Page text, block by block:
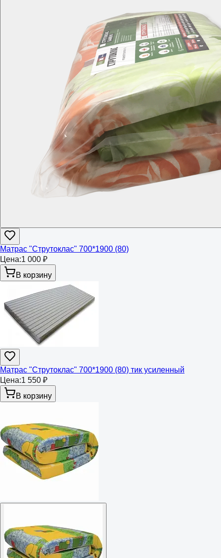
Матрас "Струтоклас" 700*1900 (80)
Цена:1 000 ₽
В корзину
Матрас "Струтоклас" 700*1900 (80) тик усиленный
Цена:1 550 ₽
В корзину